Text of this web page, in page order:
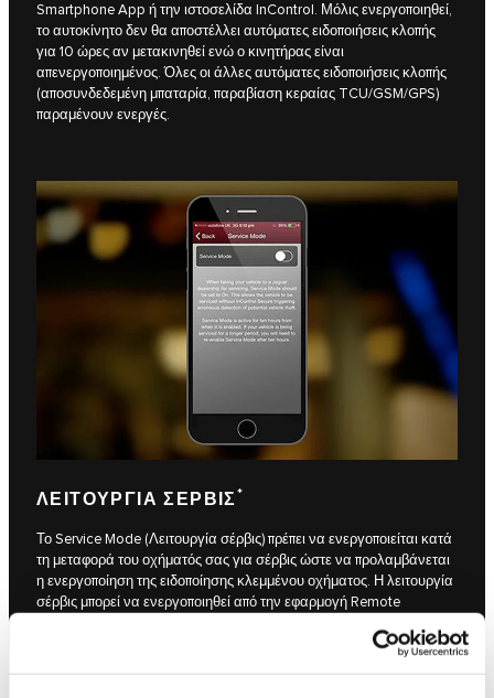
Smartphone App ή την ιστοσελίδα InControl. Μόλις ενεργοποιηθεί,
το αυτοκίνητο δεν θα αποστέλλει αυτόματες ειδοποιήσεις κλοπής
για 10 ώρες αν μετακινηθεί ενώ ο κινητήρας είναι
απενεργοποιημένος. Όλες οι άλλες αυτόματες ειδοποιήσεις κλοπής
(αποσυνδεδεμένη μπαταρία, παραβίαση κεραίας TCU/GSM/GPS)
παραμένουν ενεργές.
ΛΕΙΤΟΥΡΓΊΑ ΣΈΡΒΙΣ*
Το Service Mode (Λειτουργία σέρβις) πρέπει να ενεργοποιείται κατά
τη μεταφορά του οχήματός σας για σέρβις ώστε να προλαμβάνεται
η ενεργοποίηση της ειδοποίησης κλεμμένου οχήματος. Η λειτουργία
σέρβις μπορεί να ενεργοποιηθεί από την εφαρμογή Remote
το όχημα δεν θα αποστέλλει αυτόματες ειδοποιήσεις κλοπής για 10